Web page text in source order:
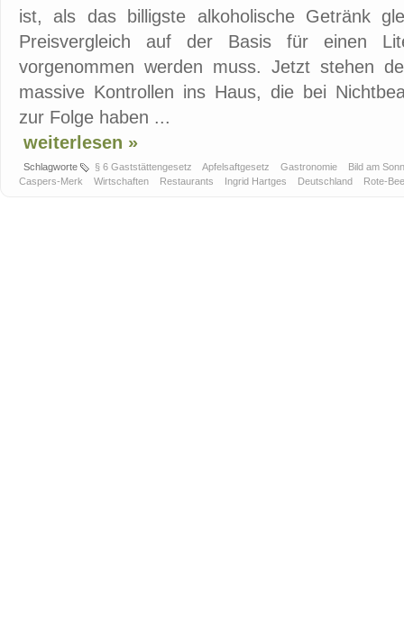
ist, als das billigste alkoholische Getränk
Preisvergleich auf der Basis für einen
vorgenommen werden muss. Jetzt stehen
massive Kontrollen ins Haus, die bei
zur Folge haben ...
weiterlesen »
Schlagworte § 6 Gaststättengesetz Apfelsaftgesetz Gastronomie
Bild am
Caspers-Merk
Wirtschaften Restaurants Ingrid Hartges Deutschland Rote-